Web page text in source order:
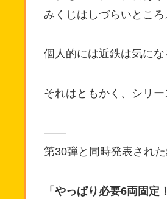
みくじはしづらいところ
個人的には近鉄は気に
それはともかく、シリ
——
第30弾と同時発表され
「やっぱり必要6両固定